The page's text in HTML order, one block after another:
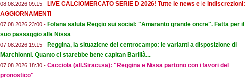
08.08.2026 09:15 - LIVE CALCIOMERCATO SERIE D 2026! Tutte le news e le indiscrezioni:
AGGIORNAMENTI
07.08.2026 23:00 - Fofana saluta Reggio sui social: "Amaranto grande onore". Fatta per il
suo passaggio alla Nissa
07.08.2026 19:15 - Reggina, la situazione del centrocampo: le varianti a disposizione di
Marchionni. Quanto ci starebbe bene capitan Barillà....
07.08.2026 18:30 - Cacciola (all.Siracusa): "Reggina e Nissa partono con i favori del
pronostico"